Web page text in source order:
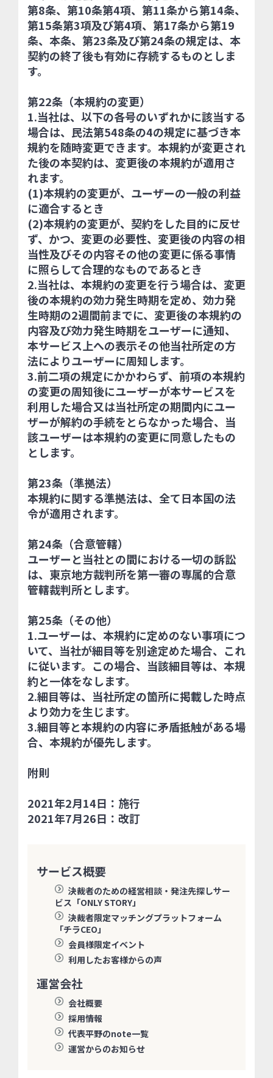
第8条、第10条第4項、第11条から第14条、
第15条第3項及び第4項、第17条から第19
条、本条、第23条及び第24条の規定は、本
契約の終了後も有効に存続するものとしま
す。
第22条（本規約の変更）
1.当社は、以下の各号のいずれかに該当する
場合は、民法第548条の4の規定に基づき本
規約を随時変更できます。本規約が変更され
た後の本契約は、変更後の本規約が適用さ
れます。
(1)本規約の変更が、ユーザーの一般の利益
に適合するとき
(2)本規約の変更が、契約をした目的に反せ
ず、かつ、変更の必要性、変更後の内容の相
当性及びその内容その他の変更に係る事情
に照らして合理的なものであるとき
2.当社は、本規約の変更を行う場合は、変更
後の本規約の効力発生時期を定め、効力発
生時期の2週間前までに、変更後の本規約の
内容及び効力発生時期をユーザーに通知、
本サービス上への表示その他当社所定の方
法によりユーザーに周知します。
3.前二項の規定にかかわらず、前項の本規約
の変更の周知後にユーザーが本サービスを
利用した場合又は当社所定の期間内にユー
ザーが解約の手続をとらなかった場合、当
該ユーザーは本規約の変更に同意したもの
とします。
第23条（準拠法）
本規約に関する準拠法は、全て日本国の法
令が適用されます。
第24条（合意管轄）
ユーザーと当社との間における一切の訴訟
は、東京地方裁判所を第一審の専属的合意
管轄裁判所とします。
第25条（その他）
1.ユーザーは、本規約に定めのない事項につ
いて、当社が細目等を別途定めた場合、これ
に従います。この場合、当該細目等は、本規
約と一体をなします。
2.細目等は、当社所定の箇所に掲載した時点
より効力を生じます。
3.細目等と本規約の内容に矛盾抵触がある場
合、本規約が優先します。
附則
2021年2月14日：施行
2021年7月26日：改訂
サービス概要
決裁者のための経営相談・発注先探しサー
ビス「ONLY STORY」
決裁者限定マッチングプラットフォーム
「チラCEO」
会員様限定イベント
利用したお客様からの声
運営会社
会社概要
採用情報
代表平野のnote一覧
運営からのお知らせ